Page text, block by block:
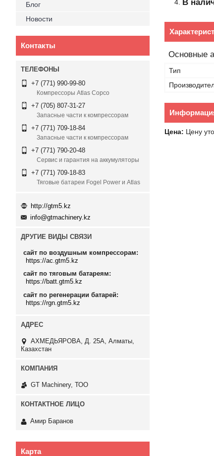
В
Основные
Тип
Цена: Цену
Блог
Новости
Контакты
+7 (771) 990-99-80
Компрессоры Atlas Copco
+7 (705) 807-31-27
Запасные части к компрессорам
+7 (771) 709-18-84
Запасные части к компрессорам
+7 (771) 790-20-48
Сервис и гарантия на аккумуляторы
+7 (771) 709-18-83
Тяговые батареи Fogel Power и Atlas
http://gtm5.kz
info@gtmachinery.kz
ДРУГИЕ ВИДЫ СВЯЗИ
сайт по воздушным компрессорам
https://ac.gtm5.kz
сайт по тяговым батареям
https://batt.gtm5.kz
сайт по регенерации батарей
https://rgn.gtm5.kz
АХМЕДЬЯРОВА, Д. 25А, Алматы,
Казахстан
GT Machinery, ТОО
Амир Баранов
Карта